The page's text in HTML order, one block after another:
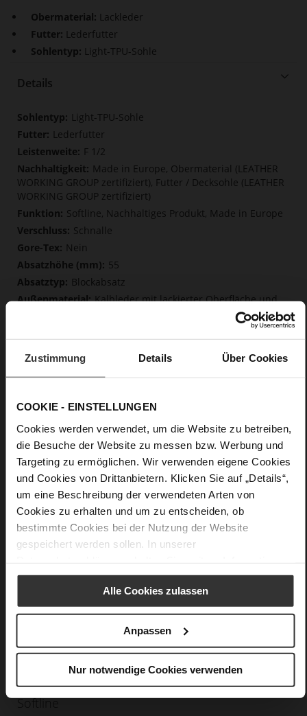
Zustimmung Details Über Cookies
COOKIE - EINSTELLUNGEN
Cookies werden verwendet, um die Website zu betreiben,
die Besuche der Website zu messen bzw. Werbung und
Targeting zu ermöglichen. Wir verwenden eigene Cookies
und Cookies von Drittanbietern. Klicken Sie auf „Details“,
um eine Beschreibung der verwendeten Arten von
Cookies zu erhalten und um zu entscheiden, ob
bestimmte Cookies bei der Nutzung der Website
gespeichert werden sollen. In unserer
Alle Cookies zulassen
Anpassen
Nur notwendige Cookies verwenden
Obermaterial: Lackleder
Futter: Lederfutter
Sohlentyp: Light-TPU-Sohle
Details
Mehr
Informationen
Light-TPU-Sohle
Lederfutter
F 1/2
Made in Europe, Obermaterial (LEATHER
WORKING GROUP zertifiziert), Futter / Decksohle (LEATHER
WORKING GROUP zertifiziert)
Softline, Nachhaltiges Produkt, Made in Europe
Schnalle
Nein
55
Blockabsatz
Kalbleder mit lackierter Oberfläche und
Care
Softline